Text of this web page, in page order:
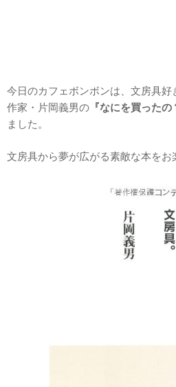
今日のカフェボンボンは、文房具好
作家・片岡義男の 『なにを買ったの
ました。
文房具から夢が広がる素敵な本をお